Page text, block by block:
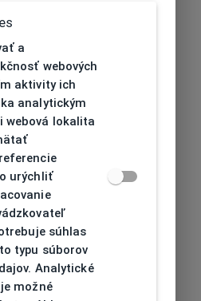
a
webových
aktivity ich
analytickým
webová lokalita
urýchliť
súhlas
typu súborov
Analytické
možné